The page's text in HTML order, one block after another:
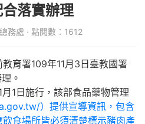
落實辦理
務處 · 點閱數：1612
育署109年11月3日臺教國署
。
1日施行，該部食品藥物管理
）提供宣導資訊，包含
食場所皆必須清楚標示豬肉產